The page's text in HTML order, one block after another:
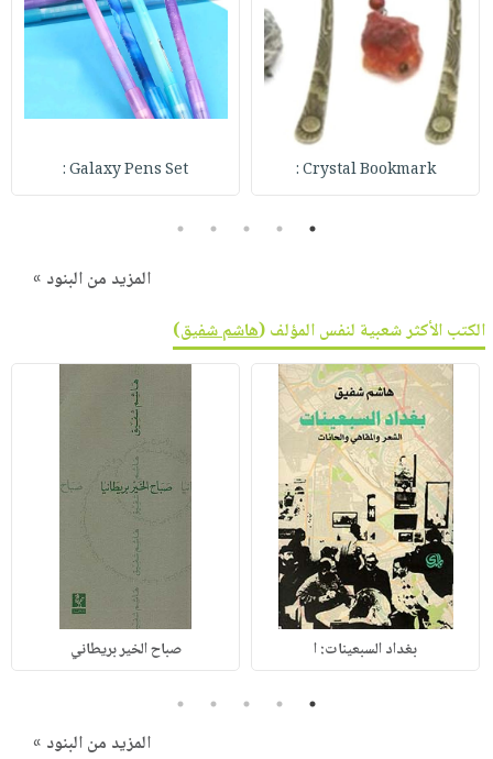
Crystal Bookmark :
Galaxy Pens Set :
1
2
3
4
5
المزيد من البنود »
الكتب الأكثر شعبية لنفس المؤلف (هاشم شفيق)
بغداد السبعينات: ا صباح الخير بريطاني
1
2
3
4
5
المزيد من البنود »